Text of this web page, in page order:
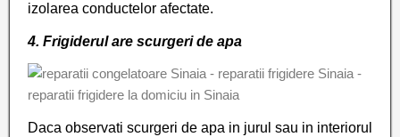
izolarea conductelor afectate.
4. Frigiderul are scurgeri de apa
Daca observati scurgeri de apa in jurul sau in interiorul